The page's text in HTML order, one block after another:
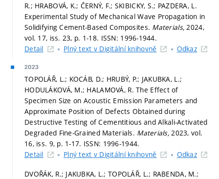
R.; HRABOVÁ, K.; ČERNÝ, F.; SKIBICKY, S.; PAZDERA, L.
Experimental Study of Mechanical Wave Propagation in
Solidifying Cement-Based Composites. Materials,2024,
vol. 17, iss. 23, p. 1-18. ISSN: 1996-1944.
Detail
Plný text v Digitální knihovně Odkaz
2023
TOPOLÁŘ, L.; KOCÁB, D.; HRUBÝ, P.; JAKUBKA, L.;
HODULÁKOVÁ, M.; HALAMOVÁ, R. The Effect of
Specimen Size on Acoustic Emission Parameters and
Approximate Position of Defects Obtained during
Destructive Testing of Cementitious and Alkali-Activated
Degraded Fine-Grained Materials. Materials,2023, vol.
16, iss. 9, p. 1-17. ISSN: 1996-1944.
Detail
Plný text v Digitální knihovně Odkaz
DVOŘÁK, R.; JAKUBKA, L.; TOPOLÁŘ, L.; RABENDA, M.;